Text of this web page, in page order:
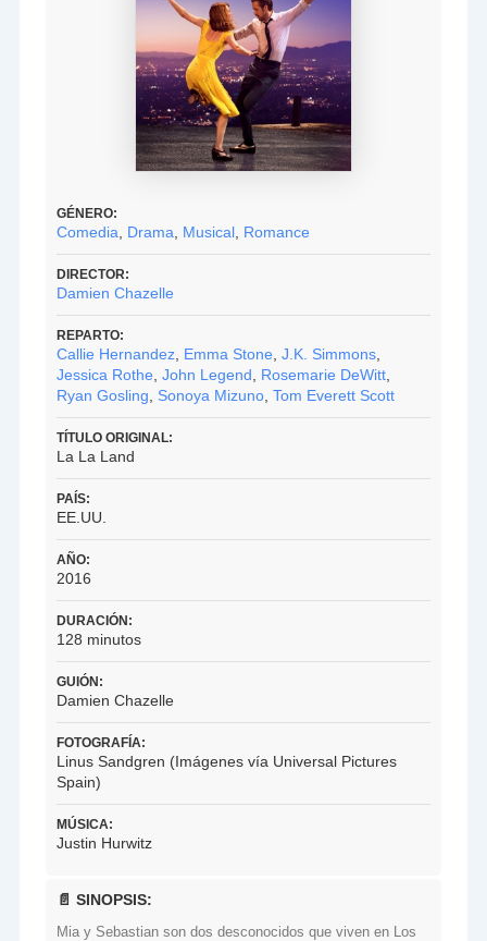
GÉNERO:
Comedia Drama Musical Romance
DIRECTOR:
Damien Chazelle
REPARTO:
Callie Hernandez Emma Stone ,J.K. Simmons
Jessica Rothe ,John Legend Rosemarie DeWitt
Ryan Gosling
Sonoya Mizuno ,Tom Everett Scott
TÍTULO ORIGINAL:
La La Land
PAÍS:
EE.UU.
AÑO:
2016
DURACIÓN:
128 minutos
GUIÓN:
Damien Chazelle
FOTOGRAFÍA:
Linus Sandgren (Imágenes vía Universal Pictures
Spain)
MÚSICA:
Justin Hurwitz
📄 SINOPSIS:
Mia y Sebastian son dos desconocidos que viven en Los